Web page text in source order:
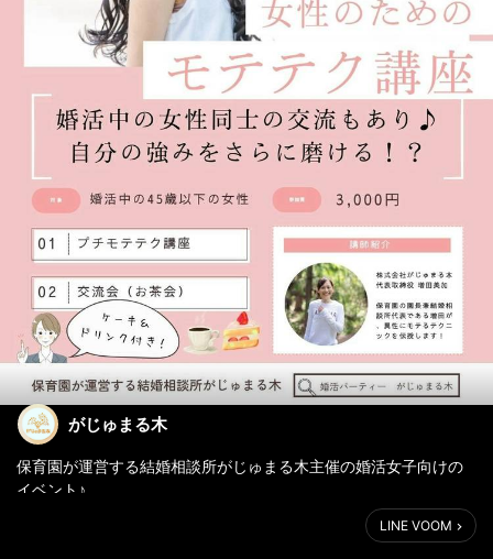
がじゅまる木
保育園が運営する結婚相談所がじゅまる木主催の婚活女子向けの
イベント♪
今回は、『女性のためのモテテク講座&交流会』です！
LINE VOOM